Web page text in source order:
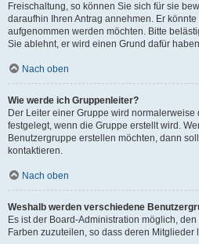
Freischaltung, so können Sie sich für sie
daraufhin Ihren Antrag annehmen. Er
aufgenommen werden möchten. Bitte
Sie ablehnt, er wird einen Grund dafür
Nach oben
Wie werde ich Gruppenleiter?
Der Leiter einer Gruppe wird
festgelegt, wenn die Gruppe erstellt wird.
Benutzergruppe erstellen möchten, dann
kontaktieren.
Nach oben
Weshalb werden verschiedene
Es ist der Board-Administration möglich,
Farben zuzuteilen, so dass deren